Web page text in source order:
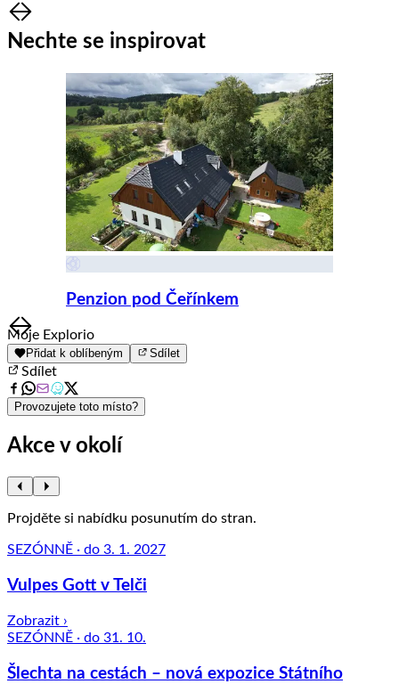
Item
1
of
Nechte se inspirovat
Penzion pod Čeřínkem
Item
1
of
8
Moje Explorio
Přidat k oblíbeným Sdílet
Sdílet
Provozujete toto místo?
Akce v okolí
Projděte si nabídku posunutím do stran.
SEZÓNNĚ · do 3. 1. 2027
Vulpes Gott v Telči
Zobrazit ›
SEZÓNNĚ · do 31. 10.
Šlechta na cestách – nová expozice Státního